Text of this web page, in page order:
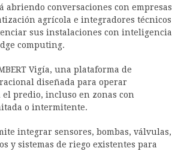
abriendo conversaciones con empresas
agrícola e integradores técnicos
sus instalaciones con inteligencia
computing.
Vigía, una plataforma de
diseñada para operar
predio, incluso en zonas con
o intermitente.
integrar sensores, bombas, válvulas,
y sistemas de riego existentes para